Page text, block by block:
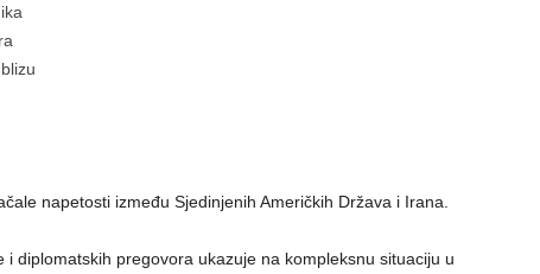
napetosti između Sjedinjenih Američkih Država i Irana.
diplomatskih pregovora ukazuje na kompleksnu situaciju u